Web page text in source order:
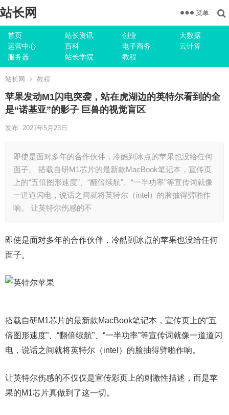
站长网
首页 站长资讯 创业
大数据
运营中心
百科 电子商务
云计算
服务器
站长学院 教程
菜单
站长网 教程
苹果发动M1闪电突袭，站在虎湖边的英特尔看到的全
是“诺基亚”的影子 巨兽的视觉盲区
发布: 2021年5月23日
即使是面对多年的合作伙伴，冷酷到冰点的苹果也没给任何
面子。 搭载自研M1芯片的最新款MacBook笔记本，宣传页
上的“五倍图形速度”、“翻倍续航”、“一半功率”等宣传词就像
一道道闪电，说话之间就将英特尔（intel）的脸抽得劈啪作
响。 让英特尔伤感的不
即使是面对多年的合作伙伴，冷酷到冰点的苹果也没给任何
面子。
搭载自研M1芯片的最新款MacBook笔记本，宣传页上的“五
倍图形速度”、“翻倍续航”、“一半功率”等宣传词就像一道道闪
电，说话之间就将英特尔（intel）的脸抽得劈啪作响。
让英特尔伤感的不仅仅是宣传彩页上的刺激性描述，而是苹
果的M1芯片真做到了这一切。